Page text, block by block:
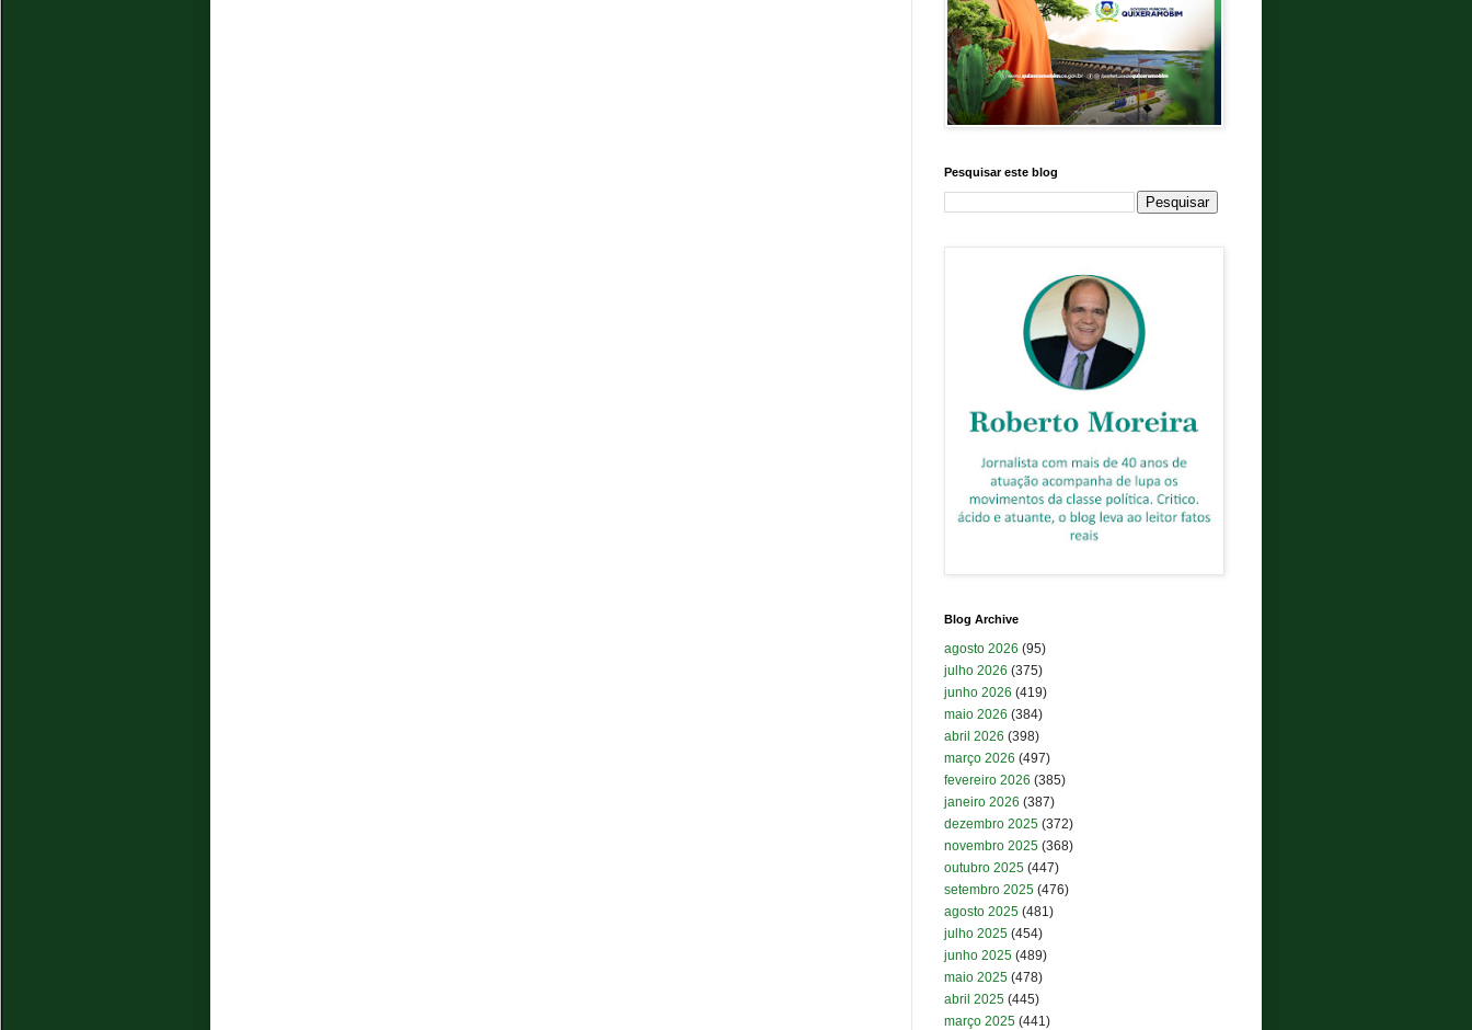
Pesquisar este blog
Blog Archive
agosto 2026 (95)
julho 2026 (375)
junho 2026 (419)
maio 2026 (384)
abril 2026 (398)
março 2026 (497)
fevereiro 2026 (385)
janeiro 2026 (387)
dezembro 2025 (372)
novembro 2025 (368)
outubro 2025 (447)
setembro 2025 (476)
agosto 2025 (481)
julho 2025 (454)
junho 2025 (489)
maio 2025 (478)
abril 2025 (445)
março 2025 (441)